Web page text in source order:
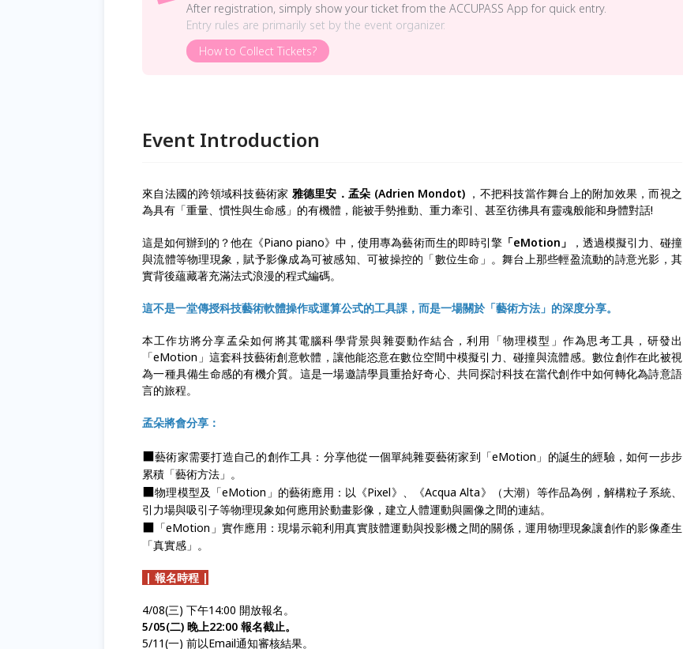
After registration, simply show your ticket from the ACCUPASS App for quick entry.
Entry rules are primarily set by the event organizer.
How to Collect Tickets?
Event Introduction
來自法國的跨領域科技藝術家 雅德里安．孟朵 (Adrien Mondot) ，不把科技當作舞台上的附加效果，而視之
為具有「重量、慣性與生命感」的有機體，能被手勢推動、重力牽引、甚至彷彿具有靈魂般能和身體對話!
這是如何辦到的？他在《Piano piano》中，使用專為藝術而生的即時引擎「eMotion」
，透過模擬引力、碰撞
與流體等物理現象，賦予影像成為可被感知、可被操控的「數位生命」。舞台上那些輕盈流動的詩意光影，其
實背後蘊藏著充滿法式浪漫的程式編碼。
這不是一堂傳授科技藝術軟體操作或運算公式的工具課，而是一場關於「藝術方法」的深度分享。
本工作坊將分享孟朵如何將其電腦科學背景與雜耍動作結合，利用「物理模型」作為思考工具，研發出
「eMotion」這套科技藝術創意軟體，讓他能恣意在數位空間中模擬引力、碰撞與流體感。數位創作在此被視
為一種具備生命感的有機介質。這是一場邀請學員重拾好奇心、共同探討科技在當代創作中如何轉化為詩意語
言的旅程。
孟朵將會分享：
⬛藝術家需要打造自己的創作工具：分享他從一個單純雜耍藝術家到「eMotion」的誕生的經驗，如何一步步
累積「藝術方法」。
⬛物理模型及「eMotion」的藝術應用：以《Pixel》、《Acqua Alta》（大潮）等作品為例，解構粒子系統、
引力場與吸引子等物理現象如何應用於動畫影像，建立人體運動與圖像之間的連結。
⬛ 「eMotion」實作應用：現場示範利用真實肢體運動與投影機之間的關係，運用物理現象讓創作的影像產生
「真實感」。
| 報名時程 |
4/08(三) 下午14:00 開放報名。
5/05(二) 晚上22:00 報名截止。
5/11(一) 前以Email通知審核結果。